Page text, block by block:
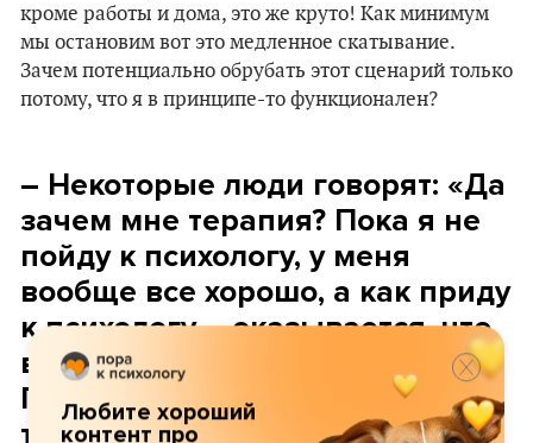
кроме работы и дома, это же круто! Как минимум
мы остановим вот это медленное скатывание.
Зачем потенциально обрубать этот сценарий только
потому, что я в принципе-то функционален?
– Некоторые люди говорят: «Да
зачем мне терапия? Пока я не
пойду к психологу, у меня
вообще все хорошо, а как приду
к психологу – оказывается, что
все вообще очень плохо».
Получается, если нет терапии,
то и проблем вроде как нет…
Любите хороший
контент про